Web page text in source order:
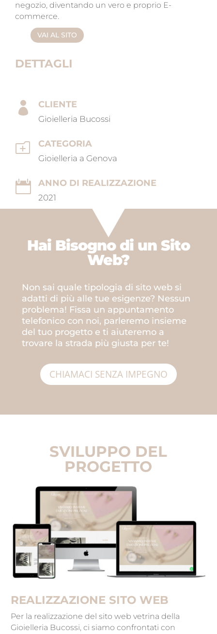
negozio, diventando un vero e proprio E-
commerce.
VAI AL SITO
DETTAGLI
 CLIENTE
Gioielleria Bucossi
o CATEGORIA
Gioielleria a Genova
 ANNO DI REALIZZAZIONE
2021
Hai Bisogno di un Sito
Web?
Non sai quale tipologia di sito web si
adatti di più alle tue esigenze? Nessun
problema! Fissa un appuntamento
telefonico con noi, parleremo insieme
del tuo progetto e ti aiuteremo a
trovare la strada più giusta per te!
CHIAMACI SENZA IMPEGNO
SVILUPPO DEL
PROGETTO
REALIZZAZIONE SITO WEB
Per la realizzazione del sito web vetrina della
Gioielleria Bucossi, ci siamo confrontati con